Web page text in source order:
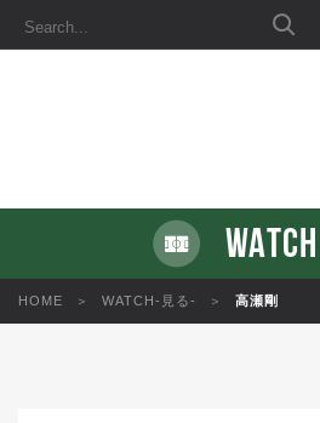
WATCH
HOME WATCH-見る- 高瀬剛